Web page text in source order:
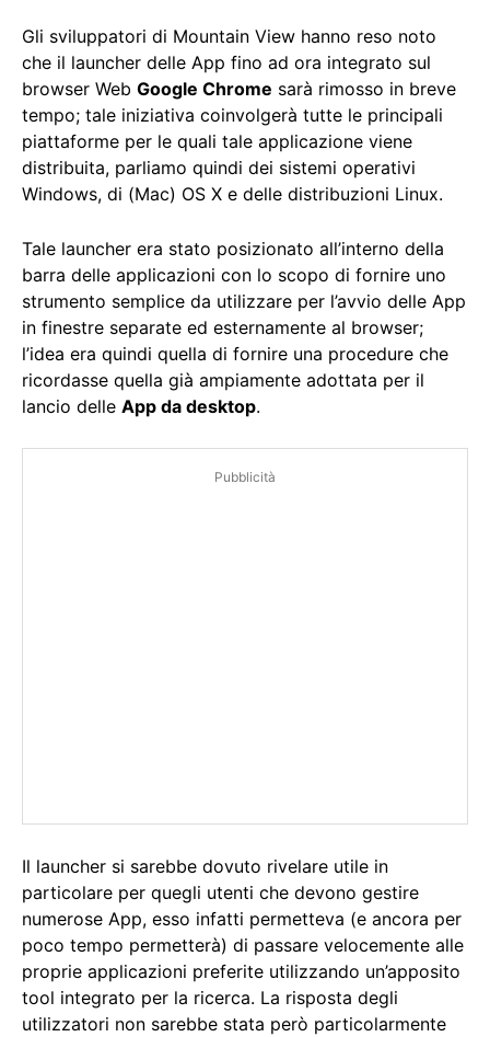
Gli sviluppatori di Mountain View hanno reso noto
che il launcher delle App fino ad ora integrato sul
browser Web Google Chrome sarà rimosso in breve
tempo; tale iniziativa coinvolgerà tutte le principali
piattaforme per le quali tale applicazione viene
distribuita, parliamo quindi dei sistemi operativi
Windows, di (Mac) OS X e delle distribuzioni Linux.
Tale launcher era stato posizionato all’interno della
barra delle applicazioni con lo scopo di fornire uno
strumento semplice da utilizzare per l’avvio delle App
in finestre separate ed esternamente al browser;
l’idea era quindi quella di fornire una procedure che
ricordasse quella già ampiamente adottata per il
lancio delle App da desktop.
Pubblicità
Il launcher si sarebbe dovuto rivelare utile in
particolare per quegli utenti che devono gestire
numerose App, esso infatti permetteva (e ancora per
poco tempo permetterà) di passare velocemente alle
proprie applicazioni preferite utilizzando un’apposito
tool integrato per la ricerca. La risposta degli
utilizzatori non sarebbe stata però particolarmente